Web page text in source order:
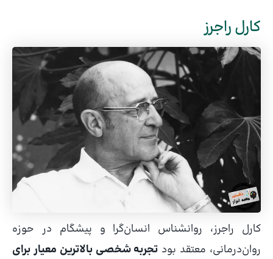
کارل راجرز
کارل راجرز، روانشناس انسان‌گرا و پیشگام در حوزه
روان‌درمانی، معتقد بود تجربه شخصی بالاترین معیار برای